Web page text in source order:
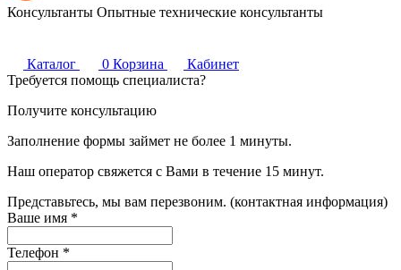
Консультанты Опытные технические консультанты
Каталог 0 Корзина
Кабинет
Требуется помощь специалиста?
Получите консультацию
Заполнение формы займет не более 1 минуты.
Наш оператор свяжется с Вами в течение 15 минут.
Представьтесь, мы вам перезвоним. (контактная информация)
Ваше имя *
Телефон *